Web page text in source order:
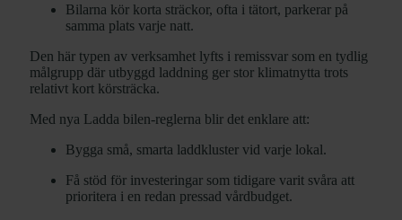
Bilarna kör korta sträckor, ofta i tätort, parkerar på
samma plats varje natt.
Den här typen av verksamhet lyfts i remissvar som en tydlig
målgrupp där utbyggd laddning ger stor klimatnytta trots
relativt kort körsträcka.
Med nya Ladda bilen-reglerna blir det enklare att:
Bygga små, smarta laddkluster vid varje lokal.
Få stöd för investeringar som tidigare varit svåra att
prioritera i en redan pressad vårdbudget.